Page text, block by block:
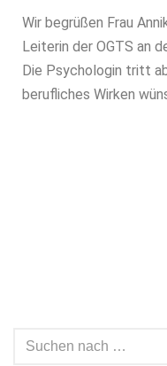
Wir begrüßen Frau
Leiterin der OGTS an
Die Psychologin tritt
berufliches Wirken